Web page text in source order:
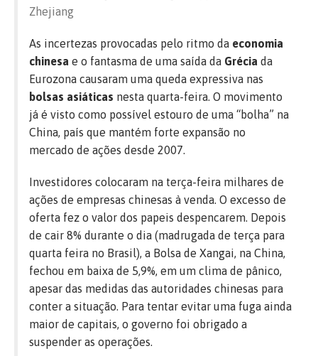
Zhejiang
As incertezas provocadas pelo ritmo da economia
chinesa e o fantasma de uma saída da Grécia da
Eurozona causaram uma queda expressiva nas
bolsas asiáticas nesta quarta-feira. O movimento
já é visto como possível estouro de uma “bolha” na
China, país que mantém forte expansão no
mercado de ações desde 2007.
Investidores colocaram na terça-feira milhares de
ações de empresas chinesas à venda. O excesso de
oferta fez o valor dos papeis despencarem. Depois
de cair 8% durante o dia (madrugada de terça para
quarta feira no Brasil), a Bolsa de Xangai, na China,
fechou em baixa de 5,9%, em um clima de pânico,
apesar das medidas das autoridades chinesas para
conter a situação. Para tentar evitar uma fuga ainda
maior de capitais, o governo foi obrigado a
suspender as operações.